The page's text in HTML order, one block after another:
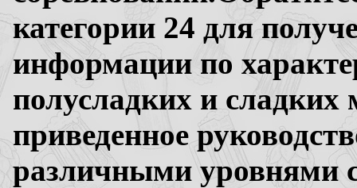
категории 24 для
информации по
полусладких и сладких
приведенное
различными уровнями